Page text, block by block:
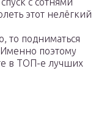
этот нелёгкий
то подниматься
поэтому
в ТОП-е лучших